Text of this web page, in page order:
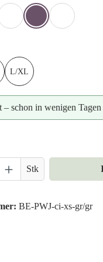
BEERE
BLUE
ICE GREY
GRÜN
L/XL
– schon in wenigen
Gib den
Stk
BE-PWJ-ci-xs-gr/gr